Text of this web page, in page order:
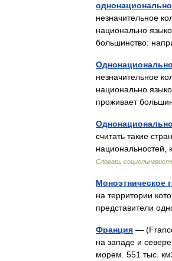
незначительное
национально
большинство:
незначительное
национально
проживает
считать такие
Словарь
Моноэтническое
на территории
представители
Франция —
на западе и
морем. 551 тыс.